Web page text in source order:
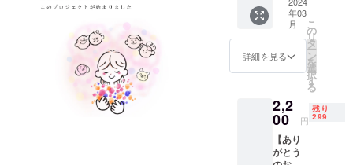
化粧箱
にもこ
だわり
まし
た。 お
ターン
数制限
はござ
いませ
ん。 お
ト）
《3月ご
用意数
量》 限
定200本
《お届
定》
2024年
3月 大
切な方
への贈
年03
月
詳細を見る
こ
の
リ
タ
ー
ン
を
選
択
す
る
2,2
00 円
残り
299
【あり
がとう